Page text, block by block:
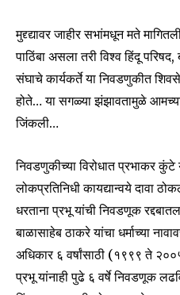
I've read and accept the
Fans
मुद्द्द्यावर जाहीर सभांमधून मते
पाठिंबा असला तरी विश्व हिंदू
संघाचे कार्यकर्ते या निवडणुकीत
होते… या सगळ्या झंझावतामुळे
जिंकली…
निवडणुकीच्या विरोधात प्रभाकर कुंटे
लोकप्रतिनिधी कायद्यान्वये दावा
धरताना प्रभू यांची निवडणूक
बाळासाहेब ठाकरे यांचा धर्माच्या
अधिकार ६ वर्षांसाठी (१९९९ ते
प्रभू यांनाही पुढे ६ वर्षे निवडणूक